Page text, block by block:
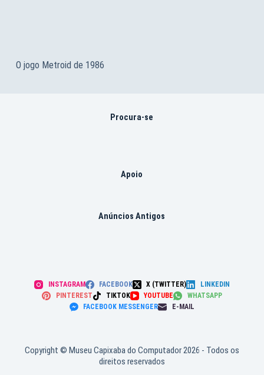
O jogo Metroid de 1986
Procura-se
Apoio
Anúncios Antigos
INSTAGRAM FACEBOOK X (TWITTER)
LINKEDIN
PINTEREST
TIKTOK YOUTUBE
WHATSAPP
FACEBOOK MESSENGER
E-MAIL
Copyright © Museu Capixaba do Computador 2026 - Todos os
direitos reservados